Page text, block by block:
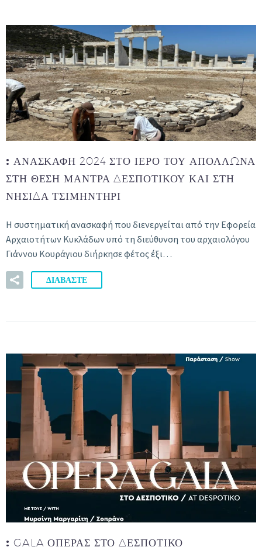
: ΑΝΑΣΚΑΦΉ 2024 ΣΤΟ ΙΕΡΌ ΤΟΥ ΑΠΌΛΛΩΝΑ
ΣΤΗ ΘΈΣΗ ΜΆΝΤΡΑ ΔΕΣΠΟΤΙΚΟΎ ΚΑΙ ΣΤΗ
ΝΗΣΊΔΑ ΤΣΙΜΗΝΤΉΡΙ
Η συστηματική ανασκαφή που διενεργείται από την Εφορεία
Αρχαιοτήτων Κυκλάδων υπό τη διεύθυνση του αρχαιολόγου
Γιάννου Κουράγιου διήρκησε φέτος έξι…
ΔΙΑΒΑΣΤΕ
: GALA ΌΠΕΡΑΣ ΣΤΟ ΔΕΣΠΟΤΙΚΌ